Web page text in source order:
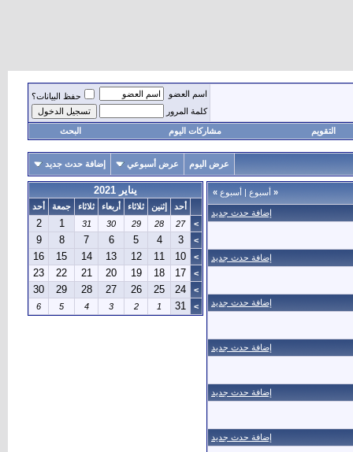
اسم العضو
حفظ البيانات؟
كلمة المرور
التقويم مشاركات اليوم البحث
عرض اليوم عرض أسبوعي إضافة حدث جديد
« أسبوع | أسبوع »
إضافة حدث جديد
إضافة حدث جديد
إضافة حدث جديد
إضافة حدث جديد
إضافة حدث جديد
إضافة حدث جديد
يناير 2021
أحد إثنين ثلاثاء أربعاء ثلاثاء جمعة
أحد
>
27
28
29
30
31
1
2
>
3
4
5
6
7
8
9
>
10
11
12
13
14
15
16
>
17
18
19
20
21
22
23
>
24
25
26
27
28
29
30
>
31
1
2
3
4
5
6